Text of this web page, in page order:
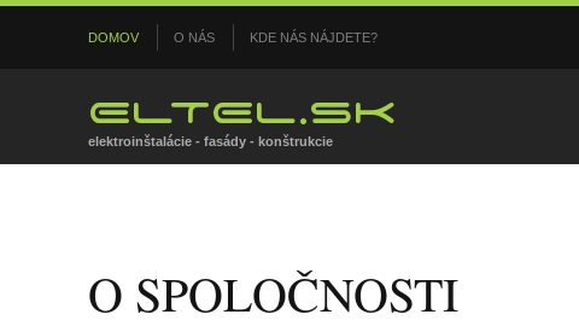
DOMOV O NÁS KDE NÁS NÁJDETE?
ELTEL.SK
elektroinštalácie - fasády - konštrukcie
O SPOLOČNOSTI